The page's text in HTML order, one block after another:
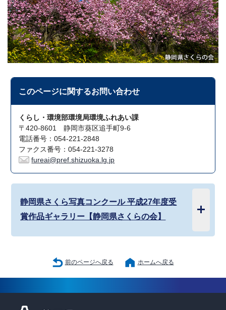
このページに関するお問い合わせ
くらし・環境部環境局環境ふれあい課
〒420-8601 静岡市葵区追手町9-6
電話番号：054-221-2848
ファクス番号：054-221-3278
fureai@pref.shizuoka.lg.jp
静岡県さくら写真コンクール 平成27年度受
賞作品ギャラリー【静岡県さくらの会】
前のページへ戻る ホームへ戻る